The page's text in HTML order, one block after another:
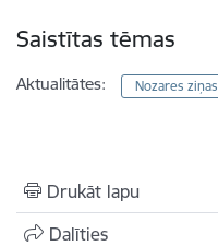
Saistītas tēmas
Aktualitātes: Nozares ziņas
Drukāt lapu
Dalīties